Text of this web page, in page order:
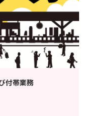
付帯業務